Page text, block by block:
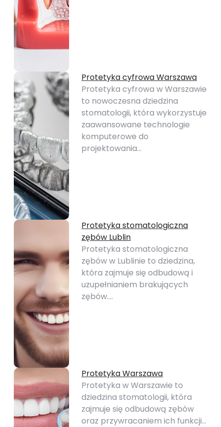
Protetyka cyfrowa Warszawa
Protetyka cyfrowa w Warszawie
to nowoczesna dziedzina
stomatologii, która wykorzystuje
zaawansowane technologie
komputerowe do
projektowania…
Protetyka stomatologiczna
zębów Lublin
Protetyka stomatologiczna
zębów w Lublinie to dziedzina,
która zajmuje się odbudową i
uzupełnianiem brakujących
zębów.…
Protetyka Warszawa
Protetyka w Warszawie to
dziedzina stomatologii, która
zajmuje się odbudową zębów
oraz przywracaniem ich funkcji…